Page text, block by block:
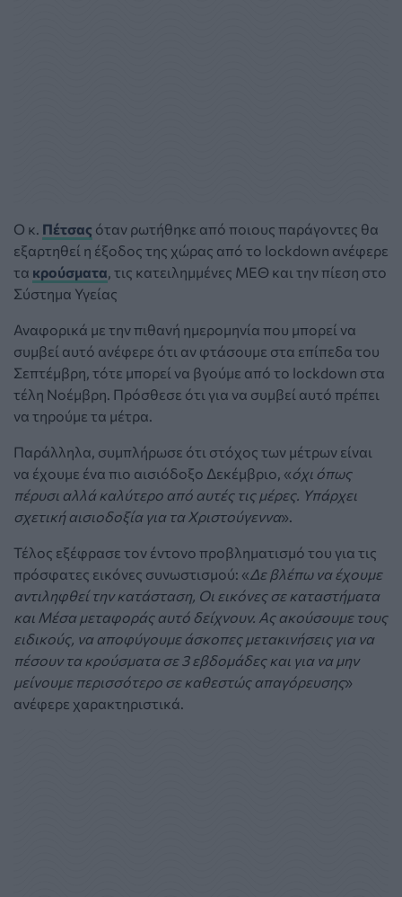
Ο κ. Πέτσας όταν ρωτήθηκε από ποιους παράγοντες θα
εξαρτηθεί η έξοδος της χώρας από το lockdown ανέφερε
τα κρούσματα , τις κατειλημμένες ΜΕΘ και την πίεση στο
Σύστημα Υγείας
Αναφορικά με την πιθανή ημερομηνία που μπορεί να
συμβεί αυτό ανέφερε ότι αν φτάσουμε στα επίπεδα του
Σεπτέμβρη, τότε μπορεί να βγούμε από το lockdown στα
τέλη Νοέμβρη. Πρόσθεσε ότι για να συμβεί αυτό πρέπει
να τηρούμε τα μέτρα.
Παράλληλα, συμπλήρωσε ότι στόχος των μέτρων είναι
να έχουμε ένα πιο αισιόδοξο Δεκέμβριο, «όχι όπως
πέρυσι αλλά καλύτερο από αυτές τις μέρες. Υπάρχει
σχετική αισιοδοξία για τα Χριστούγεννα».
Τέλος εξέφρασε τον έντονο προβληματισμό του για τις
πρόσφατες εικόνες συνωστισμού: «Δε βλέπω να έχουμε
αντιληφθεί την κατάσταση, Οι εικόνες σε καταστήματα
και Μέσα μεταφοράς αυτό δείχνουν. Ας ακούσουμε τους
ειδικούς, να αποφύγουμε άσκοπες μετακινήσεις για να
πέσουν τα κρούσματα σε 3 εβδομάδες και για να μην
μείνουμε περισσότερο σε καθεστώς απαγόρευσης»
ανέφερε χαρακτηριστικά.